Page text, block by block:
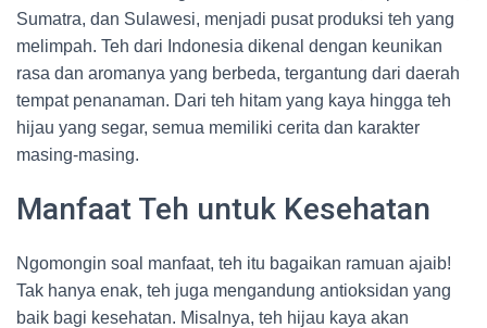
Sumatra, dan Sulawesi, menjadi pusat produksi teh yang
melimpah. Teh dari Indonesia dikenal dengan keunikan
rasa dan aromanya yang berbeda, tergantung dari daerah
tempat penanaman. Dari teh hitam yang kaya hingga teh
hijau yang segar, semua memiliki cerita dan karakter
masing-masing.
Manfaat Teh untuk Kesehatan
Ngomongin soal manfaat, teh itu bagaikan ramuan ajaib!
Tak hanya enak, teh juga mengandung antioksidan yang
baik bagi kesehatan. Misalnya, teh hijau kaya akan